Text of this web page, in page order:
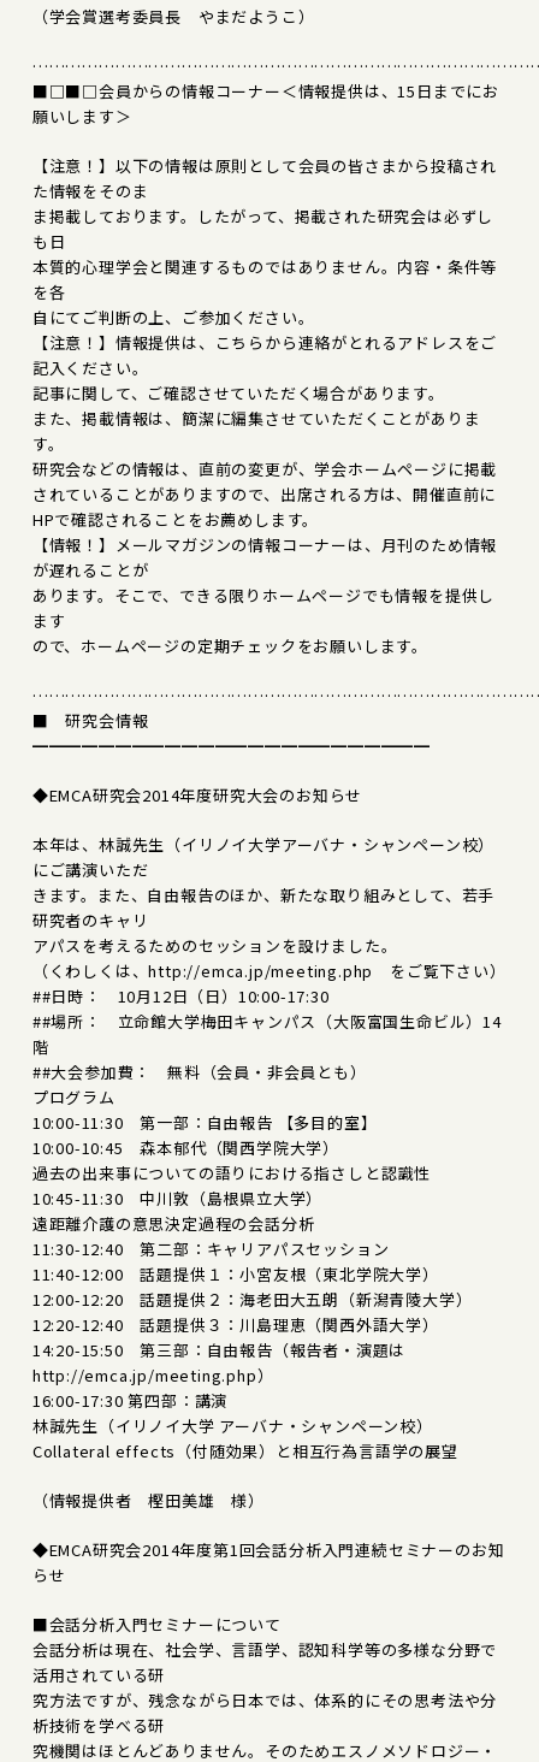
（学会賞選考委員長 やまだようこ）
■□■□会員からの情報コーナー＜情報提供は、15日までにお
願いします＞
【注意！】以下の情報は原則として会員の皆さまから投稿され
た情報をそのま
ま掲載しております。したがって、掲載された研究会は必ずし
も日
本質的心理学会と関連するものではありません。内容・条件等
を各
自にてご判断の上、ご参加ください。
【注意！】情報提供は、こちらから連絡がとれるアドレスをご
記入ください。
記事に関して、ご確認させていただく場合があります。
また、掲載情報は、簡潔に編集させていただくことがありま
す。
研究会などの情報は、直前の変更が、学会ホームページに掲載
されていることがありますので、出席される方は、開催直前に
HPで確認されることをお薦めします。
【情報！】メールマガジンの情報コーナーは、月刊のため情報
が遅れることが
あります。そこで、できる限りホームページでも情報を提供し
ます
ので、ホームページの定期チェックをお願いします。
■ 研究会情報
━━━━━━━━━━━━━━━━━━━━━━━━
◆EMCA研究会2014年度研究大会のお知らせ
本年は、林誠先生（イリノイ大学アーバナ・シャンペーン校）
にご講演いただ
きます。また、自由報告のほか、新たな取り組みとして、若手
研究者のキャリ
アパスを考えるためのセッションを設けました。
（くわしくは、http://emca.jp/meeting.php をご覧下さい）
##日時： 10月12日（日）10:00-17:30
##場所： 立命館大学梅田キャンパス（大阪富国生命ビル）14
階
##大会参加費： 無料（会員・非会員とも）
プログラム
10:00-11:30 第一部：自由報告 【多目的室】
10:00-10:45 森本郁代（関西学院大学）
過去の出来事についての語りにおける指さしと認識性
10:45-11:30 中川敦（島根県立大学）
遠距離介護の意思決定過程の会話分析
11:30-12:40 第二部：キャリアパスセッション
11:40-12:00 話題提供１：小宮友根（東北学院大学）
12:00-12:20 話題提供２：海老田大五朗（新潟青陵大学）
12:20-12:40 話題提供３：川島理恵（関西外語大学）
14:20-15:50 第三部：自由報告（報告者・演題は
http://emca.jp/meeting.php）
16:00-17:30 第四部：講演
林誠先生（イリノイ大学 アーバナ・シャンペーン校）
Collateral effects（付随効果）と相互行為言語学の展望
（情報提供者 樫田美雄 様）
◆EMCA研究会2014年度第1回会話分析入門連続セミナーのお知
らせ
■会話分析入門セミナーについて
会話分析は現在、社会学、言語学、認知科学等の多様な分野で
活用されている研
究方法ですが、残念ながら日本では、体系的にその思考法や分
析技術を学べる研
究機関はほとんどありません。そのためエスノメソドロジー・